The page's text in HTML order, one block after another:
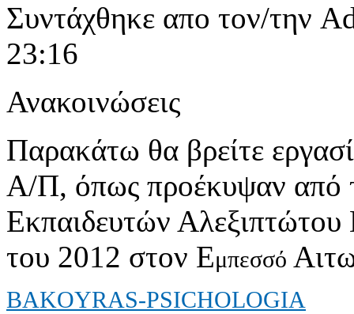
Συντάχθηκε απο τον/την
23:16
Ανακοινώσεις
Παρακάτω θα βρείτε
Α/Π, όπως προέκυψαν από
Εκπαιδευτών
του 2012 στον Εμπεσσό
BAKOYRAS-PSICHOLOGIA